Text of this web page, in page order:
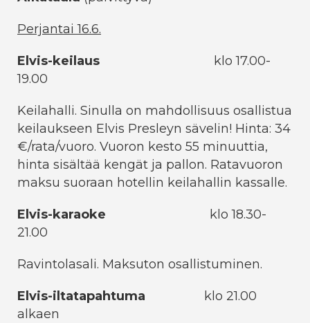
Perjantai 16.6.
Elvis-keilaus klo 17.00-
19.00
Keilahalli. Sinulla on mahdollisuus osallistua
keilaukseen Elvis Presleyn sävelin! Hinta: 34
€/rata/vuoro. Vuoron kesto 55 minuuttia,
hinta sisältää kengät ja pallon. Ratavuoron
maksu suoraan hotellin keilahallin kassalle.
Elvis-karaoke klo 18.30-
21.00
Ravintolasali. Maksuton osallistuminen.
Elvis-iltatapahtuma
klo 21.00
alkaen